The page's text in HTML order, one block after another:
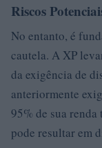
Riscos
No entanto, é
cautela. A XP
da exigência de
anteriormente
95% de sua
pode resultar em